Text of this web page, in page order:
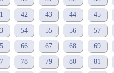
42 43 44 45
54 55 56 57
66 67 68 69
78 79 80 81